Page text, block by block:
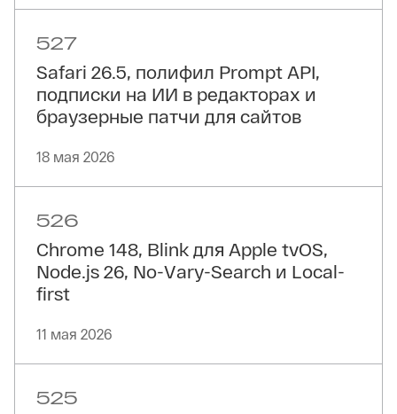
527
Safari 26.5, полифил Prompt API,
подписки на ИИ в редакторах и
браузерные патчи для сайтов
18 мая 2026
526
Chrome 148, Blink для Apple tvOS,
Node.js 26, No-Vary-Search и Local-
first
11 мая 2026
525